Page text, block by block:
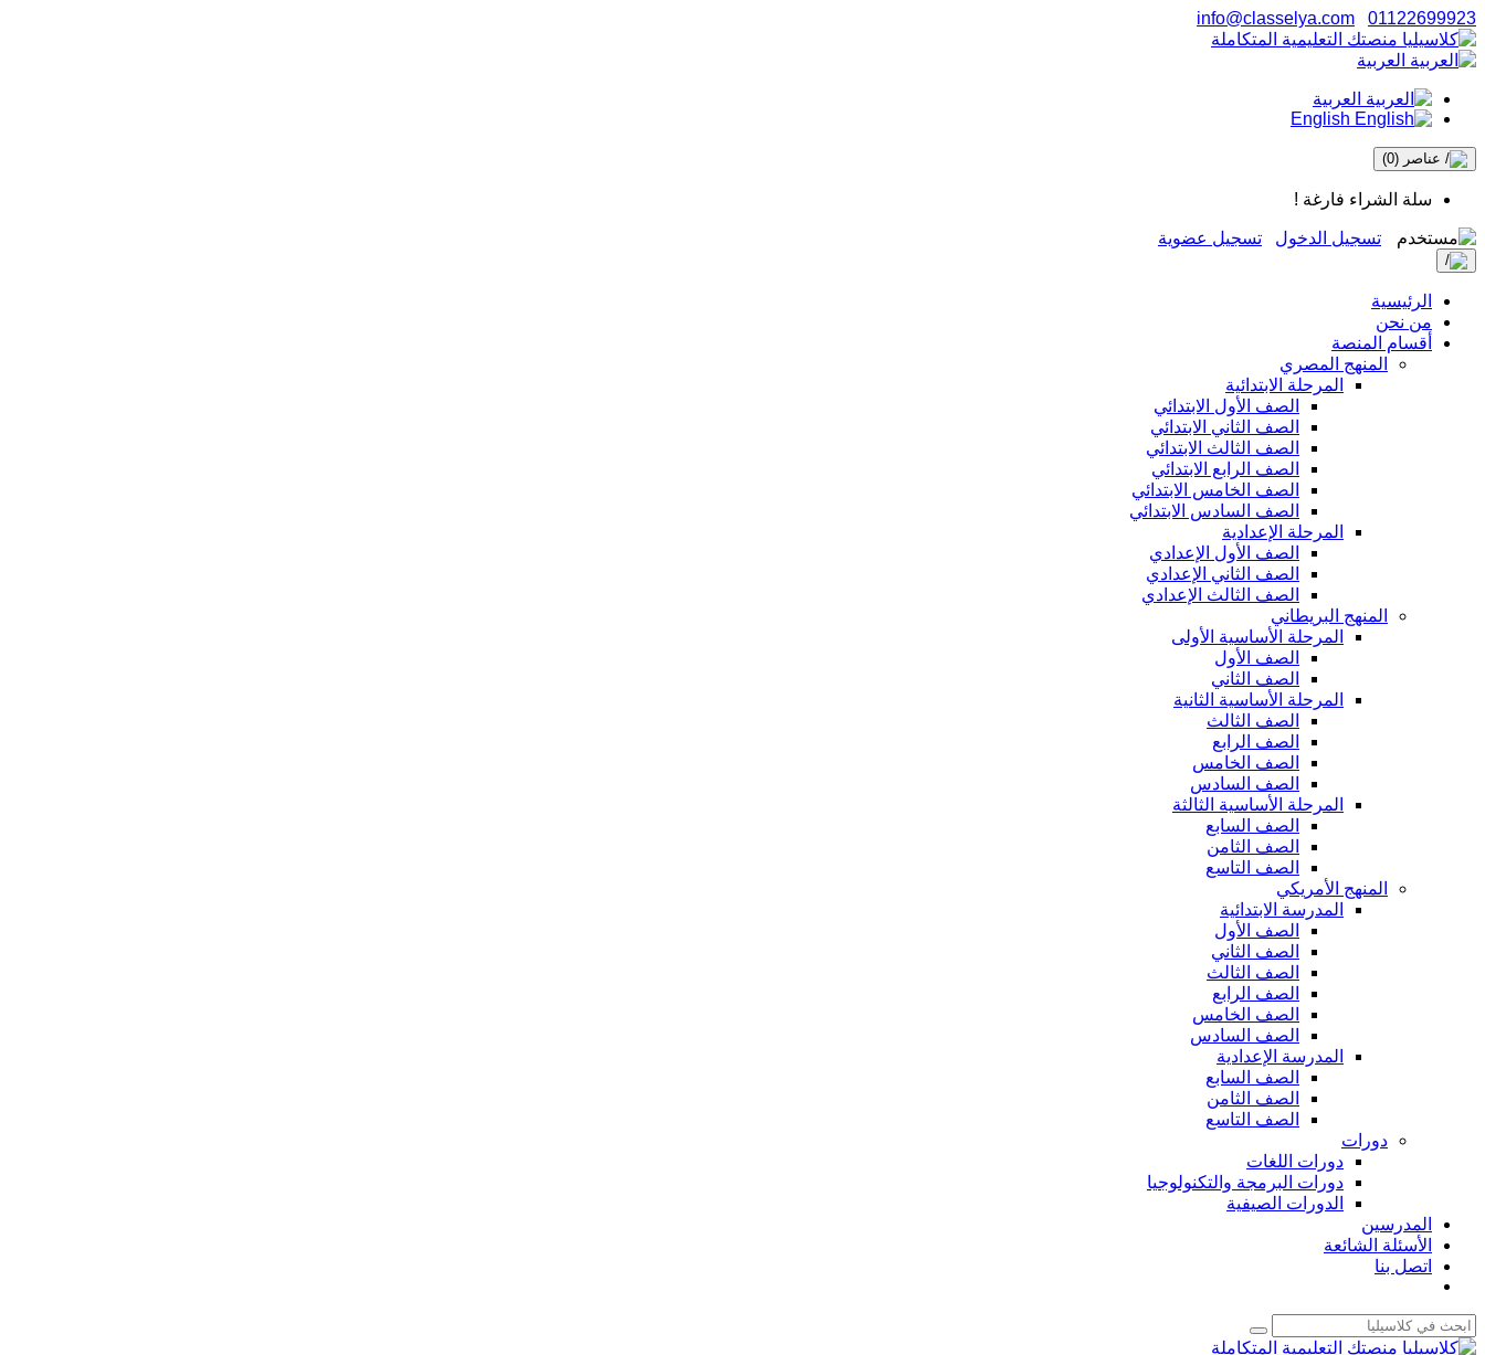
01122699923
info@classelya.com
العربية
العربية
English
عناصر (0)
سلة الشراء فارغة !
تسجيل الدخول تسجيل عضوية
الرئيسية
من نحن
أقسام المنصة
المنهج المصري
المرحلة الابتدائية
الصف الأول الابتدائي
الصف الثاني الابتدائي
الصف الثالث الابتدائي
الصف الرابع الابتدائي
الصف الخامس الابتدائي
الصف السادس الابتدائي
المرحلة الإعدادية
الصف الأول الإعدادي
الصف الثاني الإعدادي
الصف الثالث الإعدادي
المنهج البريطاني
المرحلة الأساسية الأولى
الصف الأول
الصف الثاني
المرحلة الأساسية الثانية
الصف الثالث
الصف الرابع
الصف الخامس
الصف السادس
المرحلة الأساسية الثالثة
الصف السابع
الصف الثامن
الصف التاسع
المنهج الأمريكي
المدرسة الابتدائية
الصف الأول
الصف الثاني
الصف الثالث
الصف الرابع
الصف الخامس
الصف السادس
المدرسة الإعدادية
الصف السابع
الصف الثامن
الصف التاسع
دورات
دورات اللغات
دورات البرمجة والتكنولوجيا
الدورات الصيفية
المدرسين
الأسئلة الشائعة
اتصل بنا